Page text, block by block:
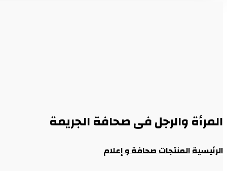
المرأة والرجل فى صحافة الجريمة
الرئيسيةالمنتجاتصحافة و إعلام